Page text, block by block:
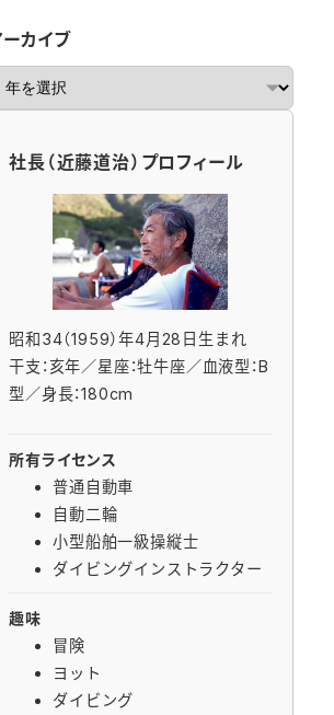
ーカイブ
社長（近藤道治）プロフィール
昭和34（1959）年4月28日生まれ
干支：亥年／星座：牡牛座／血液型：B
型／身長：180cm
所有ライセンス
普通自動車
自動二輪
小型船舶一級操縦士
ダイビングインストラクター
趣味
冒険
ヨット
ダイビング